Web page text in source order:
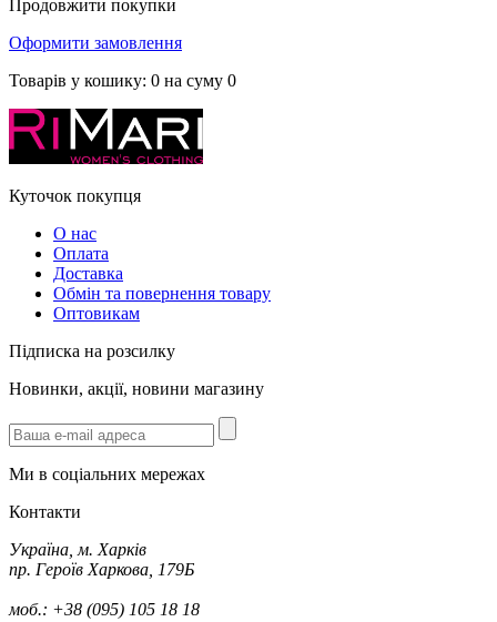
Продовжити покупки
Оформити замовлення
Товарів у кошику: 0 на суму 0
Куточок покупця
О нас
Оплата
Доставка
Обмін та повернення товару
Оптовикам
Підписка на розсилку
Новинки, акції, новини магазину
Ми в соціальних мережах
Контакти
Україна, м. Харків
пр. Героїв Харкова, 179Б
моб.: +38 (095) 105 18 18